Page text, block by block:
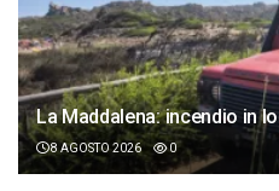
La Maddalena: incendio in
8 AGOSTO 2026 0